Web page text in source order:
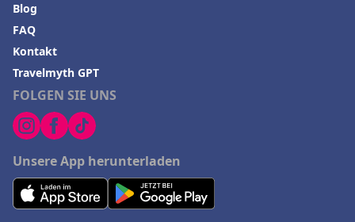
FOLGEN SIE UNS
Unsere App herunterladen
Blog
FAQ
Kontakt
Travelmyth GPT